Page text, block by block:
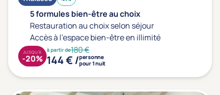
5 formules bien-être au choix
Restauration au choix selon séjour
Accès à l'espace bien-être en illimité
à partir de180 €
144 € /personne
pour 1 nuit
JUSQU'À
-20%